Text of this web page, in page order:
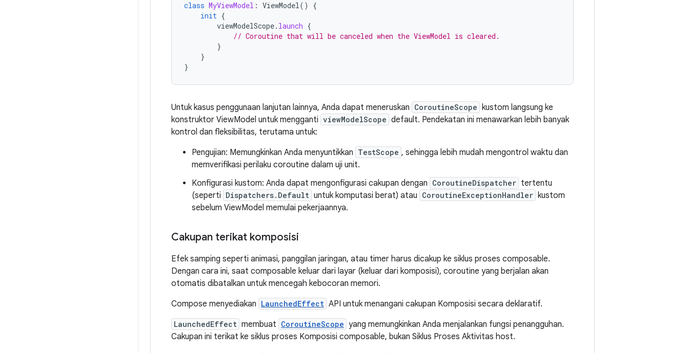
class MyViewModel : ViewModel()
{
init {
viewModelScope. launch {
// Coroutine that will be canceled when the ViewModel is cleared.
}
}
}
Untuk kasus penggunaan lanjutan lainnya, Anda dapat meneruskan CoroutineScope kustom langsung ke
konstruktor ViewModel untuk mengganti viewModelScope default. Pendekatan ini menawarkan lebih banyak
kontrol dan fleksibilitas, terutama untuk:
Pengujian: Memungkinkan Anda menyuntikkan TestScope , sehingga lebih mudah mengontrol waktu dan
memverifikasi perilaku coroutine dalam uji unit.
Konfigurasi kustom: Anda dapat mengonfigurasi cakupan dengan CoroutineDispatcher tertentu
(seperti Dispatchers.Default untuk komputasi berat) atau CoroutineExceptionHandler kustom
sebelum ViewModel memulai pekerjaannya.
Cakupan terikat komposisi
Efek samping seperti animasi, panggilan jaringan, atau timer harus dicakup ke siklus proses composable.
Dengan cara ini, saat composable keluar dari layar (keluar dari komposisi), coroutine yang berjalan akan
otomatis dibatalkan untuk mencegah kebocoran memori.
Compose menyediakan LaunchedEffect API untuk menangani cakupan Komposisi secara deklaratif.
LaunchedEffect membuat CoroutineScope yang memungkinkan Anda menjalankan fungsi penangguhan.
Cakupan ini terikat ke siklus proses Komposisi composable, bukan Siklus Proses Aktivitas host.